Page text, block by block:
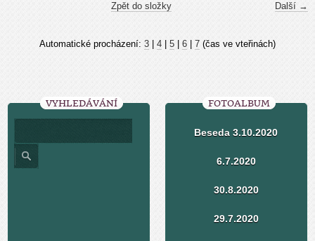
Další →
Zpět do složky
Automatické procházení: 3 4 5 6 7 (čas ve vteřinách)
VYHLEDÁVÁNÍ FOTOALBUM
Beseda 3.10.2020
6.7.2020
30.8.2020
29.7.2020